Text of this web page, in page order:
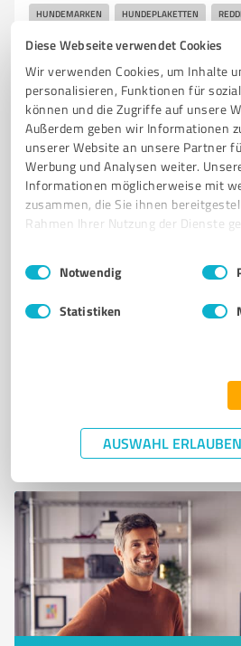
Diese Webseite verwendet Cookies
Wir verwenden Cookies, um Inhalte
personalisieren, Funktionen für
können und die Zugriffe auf unsere
Außerdem geben wir Informationen
unserer Website an unsere Partner
Werbung und Analysen weiter.
Informationen möglicherweise mit
zusammen, die Sie ihnen
Rahmen Ihrer Nutzung der Dienste
Impressum
Einwilligungsauswahl
Notwendig
Statistiken
AUSWAHL ERLAUBEN
HUNDEMARKEN HUNDEPLAKETTEN
Liebknechtstraße 61, 64546
Tel. +49 6105207636
0,00 / 5,00
Nicht bewertet0
5
Coro Products GmbH
Nicht bewertet0